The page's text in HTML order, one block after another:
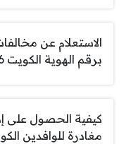
الاستعلام عن
برقم الهوية الكويت 2026
كيفية الحصول على
مغادرة للوافدين